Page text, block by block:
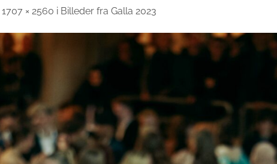
1707 × 2560 i Billeder fra Galla 2023